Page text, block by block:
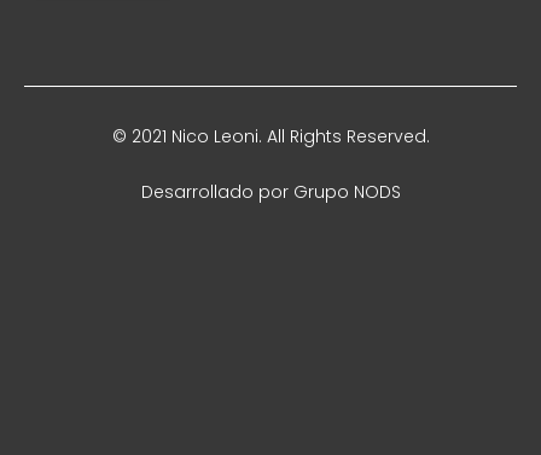
© 2021 Nico Leoni. All Rights Reserved.
Desarrollado por Grupo NODS